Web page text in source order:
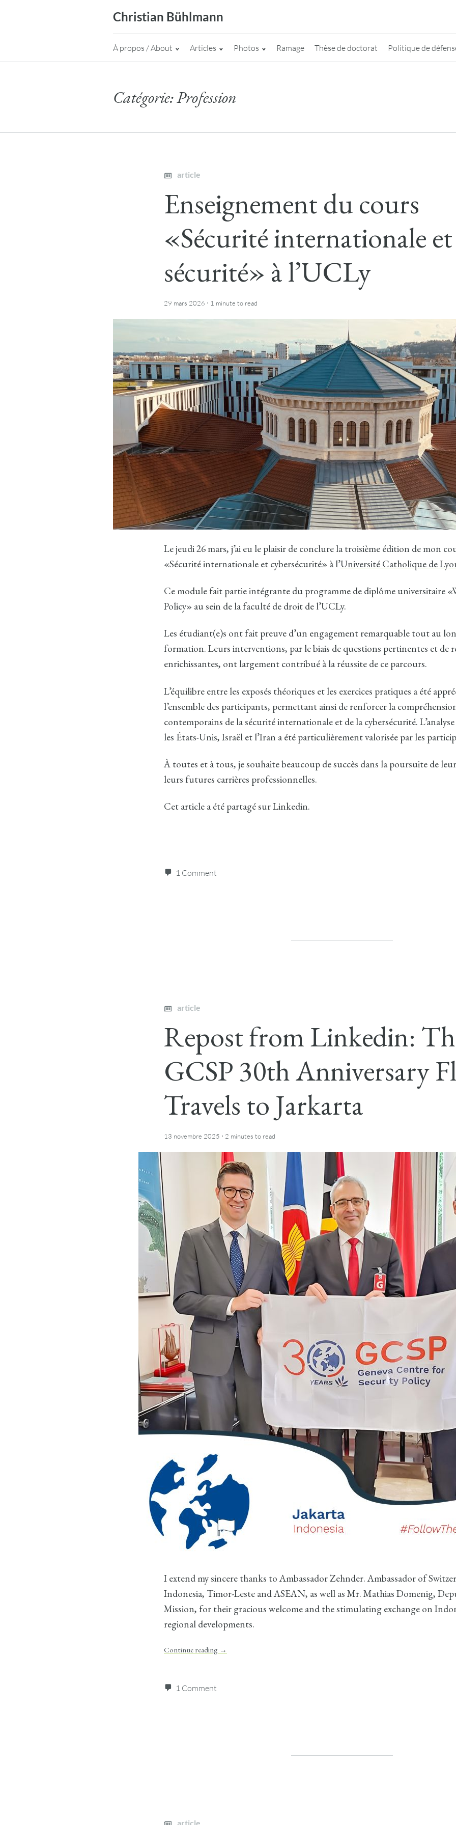
Christian Bühlmann
À propos / About Articles Photos Ramage Thèse de doctorat Politique de
Catégorie:Profession
article
Enseignement du cours
«Sécurité internationale
sécurité» à l’UCLy
29 mars 2026 · 1 minute to read
Le jeudi 26 mars, j’ai eu le plaisir de conclure la troisième édition de mon
«Sécurité internationale et cybersécurité» à l’Université Catholique de
Ce module fait partie intégrante du programme de diplôme universitaire
Policy» au sein de la faculté de droit de l’UCLy.
Les étudiant(e)s ont fait preuve d’un engagement remarquable tout au
formation. Leurs interventions, par le biais de questions pertinentes et de
enrichissantes, ont largement contribué à la réussite de ce parcours.
L’équilibre entre les exposés théoriques et les exercices pratiques a été
l’ensemble des participants, permettant ainsi de renforcer la
contemporains de la sécurité internationale et de la cybersécurité.
les États-Unis, Israël et l’Iran a été particulièrement valorisée par les
À toutes et à tous, je souhaite beaucoup de succès dans la poursuite de
leurs futures carrières professionnelles.
Cet article a été partagé sur Linkedin.
1 Comment
article
Repost from Linkedin:
GCSP 30th Anniversary
Travels to Jarkarta
13 novembre 2025 · 2 minutes to read
I extend my sincere thanks to Ambassador Zehnder.Ambassador of
Indonesia, Timor-Leste and ASEAN, as well as Mr. Mathias Domenig,
Mission, for their gracious welcome and the stimulating exchange on
regional developments.
Continue reading →
1 Comment
article